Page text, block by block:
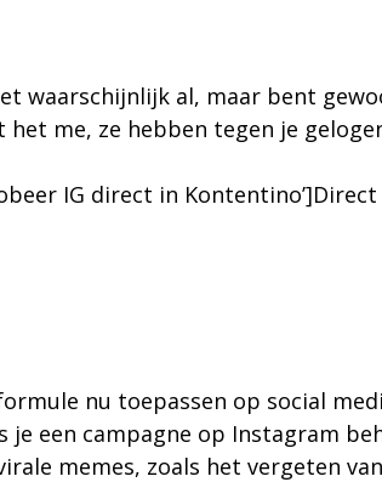
waarschijnlijk al, maar bent
me, ze hebben tegen je
IG direct in
nu toepassen op social
je een campagne op Instagram
memes, zoals het vergeten